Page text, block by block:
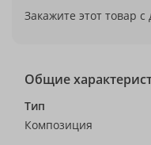
Закажите этот товар
Общие
Тип
Композиция